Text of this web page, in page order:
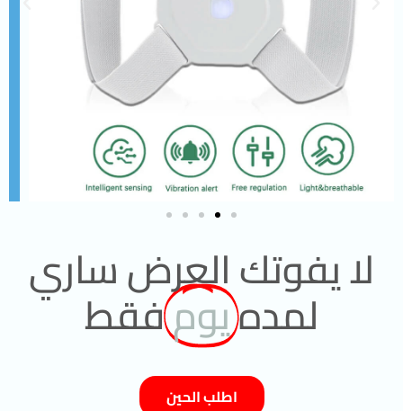
لا يفوتك العرض ساري
لمدهيومفقط
اطلب الحين